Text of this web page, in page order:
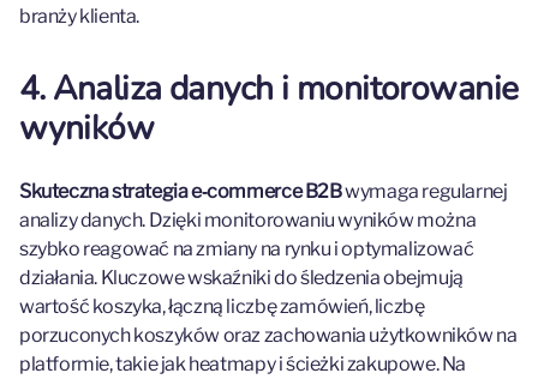
branży klienta.
4. Analiza danych i monitorowanie
wyników
Skuteczna strategia e‑commerce B2Bwymaga regularnej
analizy danych. Dzięki monitorowaniu wyników można
szybko reagować na zmiany na rynku i optymalizować
działania. Kluczowe wskaźniki do śledzenia obejmują
wartość koszyka, łączną liczbę zamówień, liczbę
porzuconych koszyków oraz zachowania użytkowników na
platformie, takie jak heatmapy i ścieżki zakupowe. Na